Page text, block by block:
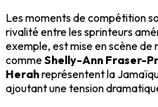
Les moments de compétition
rivalité entre les sprinteurs
exemple, est mise en scène
commeShelly-Ann Fraser-
Herahreprésentent la
ajoutant une tension